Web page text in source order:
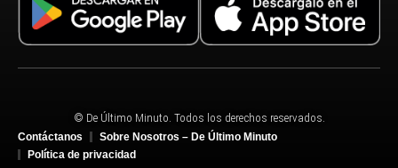
© De Último Minuto. Todos los derechos reservados.
Contáctanos
Sobre Nosotros – De Último Minuto
Política de privacidad